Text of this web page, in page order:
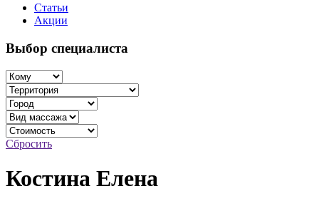
Статьи
Акции
Выбор специалиста
Сбросить
Костина Елена